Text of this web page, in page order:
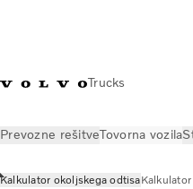
Trucks
Prevozne rešitveTovorna vozila
Kalkulator okoljskega odtisa